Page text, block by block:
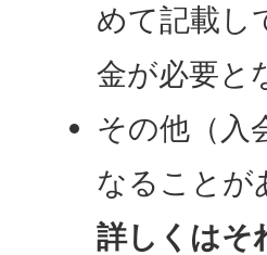
めて記載し
金が必要と
その他（入
なることが
詳しくはそ